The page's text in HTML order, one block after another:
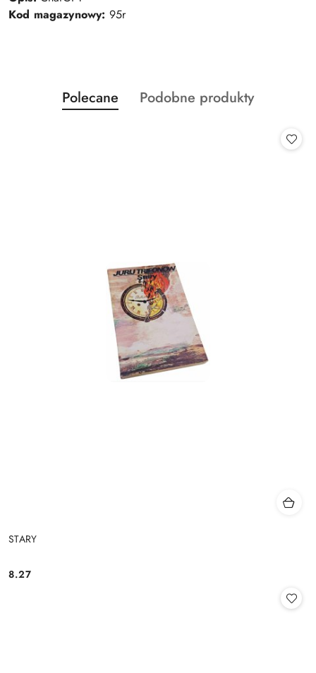
Kod magazynowy: 95r
Pomiń karuzelę produktów
Produkty
o
Polecane
Produkty
Podobne produkty
STARY
Cena:
8.27